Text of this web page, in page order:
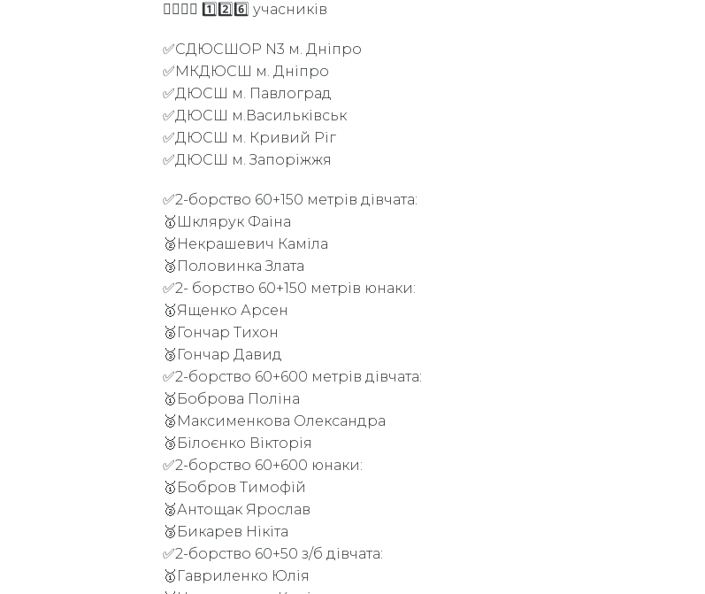
🏃‍♂️🏃‍♀️ 1️⃣2️⃣6️⃣ учасників
✅СДЮСШОР N3 м. Дніпро
✅МКДЮСШ м. Дніпро
✅ДЮСШ м. Павлоград
✅ДЮСШ м.Васильківськ
✅ДЮСШ м. Кривий Ріг
✅ДЮСШ м. Запоріжжя
✅2-борство 60+150 метрів дівчата:
🥇Шклярук Фаіна
🥈Некрашевич Каміла
🥉Половинка Злата
✅2- борство 60+150 метрів юнаки:
🥇Ященко Арсен
🥈Гончар Тихон
🥉Гончар Давид
✅2-борство 60+600 метрів дівчата:
🥇Боброва Поліна
🥈Максименкова Олександра
🥉Білоєнко Вікторія
✅2-борство 60+600 юнаки:
🥇Бобров Тимофій
🥈Антощак Ярослав
🥉Бикарев Нікіта
✅2-борство 60+50 з/б дівчата:
🥇Гавриленко Юлія